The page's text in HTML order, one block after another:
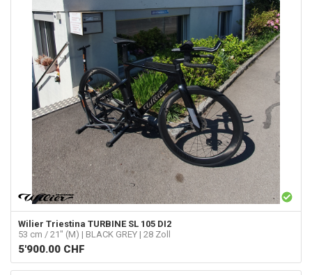
Wilier Triestina TURBINE SL 105 DI2
53 cm / 21" (M) | BLACK GREY | 28 Zoll
5'900.00 CHF